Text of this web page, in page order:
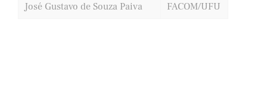
José Gustavo de Souza Paiva
FACOM/UFU